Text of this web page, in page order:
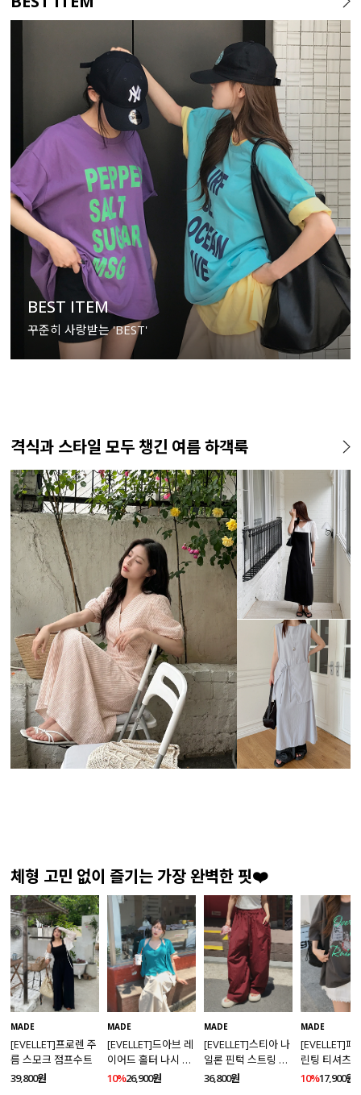
BEST ITEM
꾸준히 사랑받는 'BEST'
격식과 스타일 모두 챙긴 여름 하객룩
체형 고민 없이 즐기는 가장 완벽한 핏❤️
MADE
[EVELLET]프로렌 주
름 스모크 점프수트
39,800원
MADE
[EVELLET]드아브 레
이어드 홀터 나시 가
디건 티셔츠
10%26,900원
MADE
[EVELLET]스티아 나
일론 핀턱 스트링 커
브드 밴딩팬츠
36,800원
MADE
[EVELLET]페
린팅 티셔츠
10%17,900원